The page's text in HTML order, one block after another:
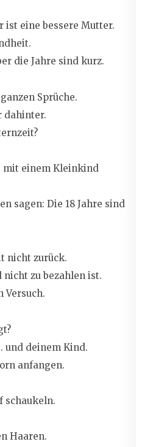
eine bessere Mutter.
die Jahre sind kurz.
Sprüche.
dahinter.
mit einem Kleinkind
sagen: Die 18 Jahre sind
nicht zurück.
zu bezahlen ist.
Versuch.
und deinem Kind.
anfangen.
schaukeln.
Haaren.